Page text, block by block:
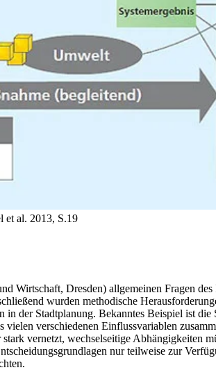
et al. 2013, S.19
Dresden) allgemeinen Fragen
wurden methodische
der Stadtplanung. Bekanntes Beispiel ist
verschiedenen Einflussvariablen
vernetzt, wechselseitige Abhängigkeiten
nur teilweise zur